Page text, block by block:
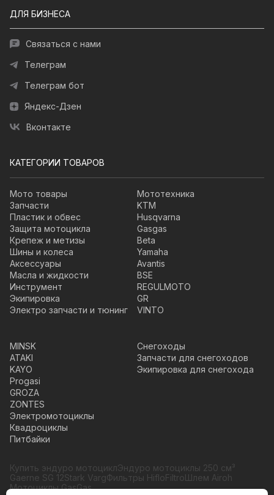
ДЛЯ БИЗНЕСА
Связаться с нами
Телеграм
Телеграм бот
Яндекс-Дзен
Вконтакте
КАТЕГОРИИ ТОВАРОВ
Мото товары
Запчасти
Пластик и обвес
Защита мотоцикла
Крепеж и метизы
Шины и колеса
Аксессуары
Масла и жидкости
Инструмент
Экипировка
Электро запчасти и тюнинг
Мототехника
KTM
Husqvarna
Gasgas
Beta
Yamaha
Avantis
BSE
REGULMOTO
GR
VINTO
MINSK
ATAKI
KAYO
Progasi
GROZA
ZONTES
Электромотоциклы
Квадроциклы
Питбайки
Снегоходы
Запчасти для снегоходов
Экипировка для снегохода
Купить эндуро мотоциклЭндуро мотоциклы 250 см³
Gaerne SG 12Stark VargФильтры HifloFiltroШлем Airoh
Мотоциклы GasGas